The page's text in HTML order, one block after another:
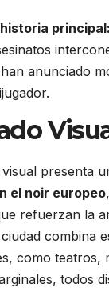
principal:
anunciado
presenta
el noir europeo
refuerzan la
combina
como teatros,
todos